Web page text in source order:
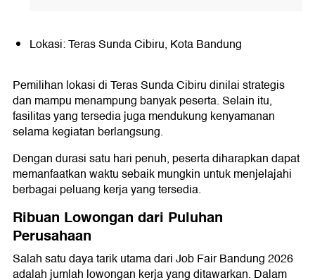
Lokasi: Teras Sunda Cibiru, Kota Bandung
Pemilihan lokasi di Teras Sunda Cibiru dinilai strategis
dan mampu menampung banyak peserta. Selain itu,
fasilitas yang tersedia juga mendukung kenyamanan
selama kegiatan berlangsung.
Dengan durasi satu hari penuh, peserta diharapkan dapat
memanfaatkan waktu sebaik mungkin untuk menjelajahi
berbagai peluang kerja yang tersedia.
Ribuan Lowongan dari Puluhan
Perusahaan
Salah satu daya tarik utama dari Job Fair Bandung 2026
adalah jumlah lowongan kerja yang ditawarkan. Dalam